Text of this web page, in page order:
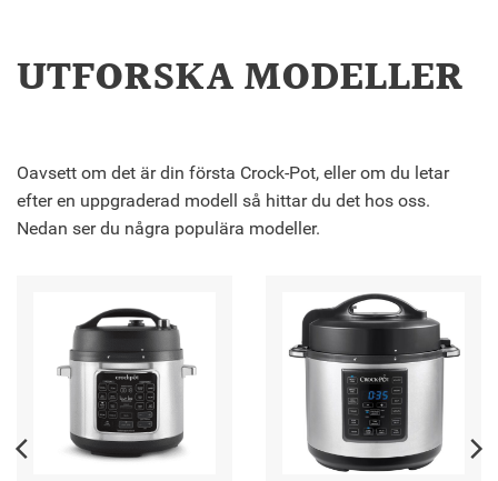
UTFORSKA MODELLER
Oavsett om det är din första Crock-Pot, eller om du letar
efter en uppgraderad modell så hittar du det hos oss.
Nedan ser du några populära modeller.